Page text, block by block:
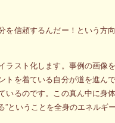
信頼するんだー！という方
スト化します。事例の画像
を着ている自分が道を進ん
るのです。この真ん中に身
ということを全身のエネルギ